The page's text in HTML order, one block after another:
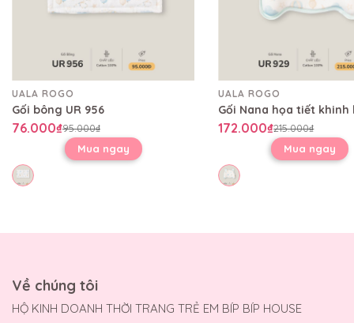
UALA ROGO
Gối bông UR 956
76.000₫95.000₫
Mua ngay
UALA ROGO
172.000₫215.000₫
Mua ngay
Về chúng tôi
HỘ KINH DOANH THỜI TRANG TRẺ EM BÍP BÍP HOUSE